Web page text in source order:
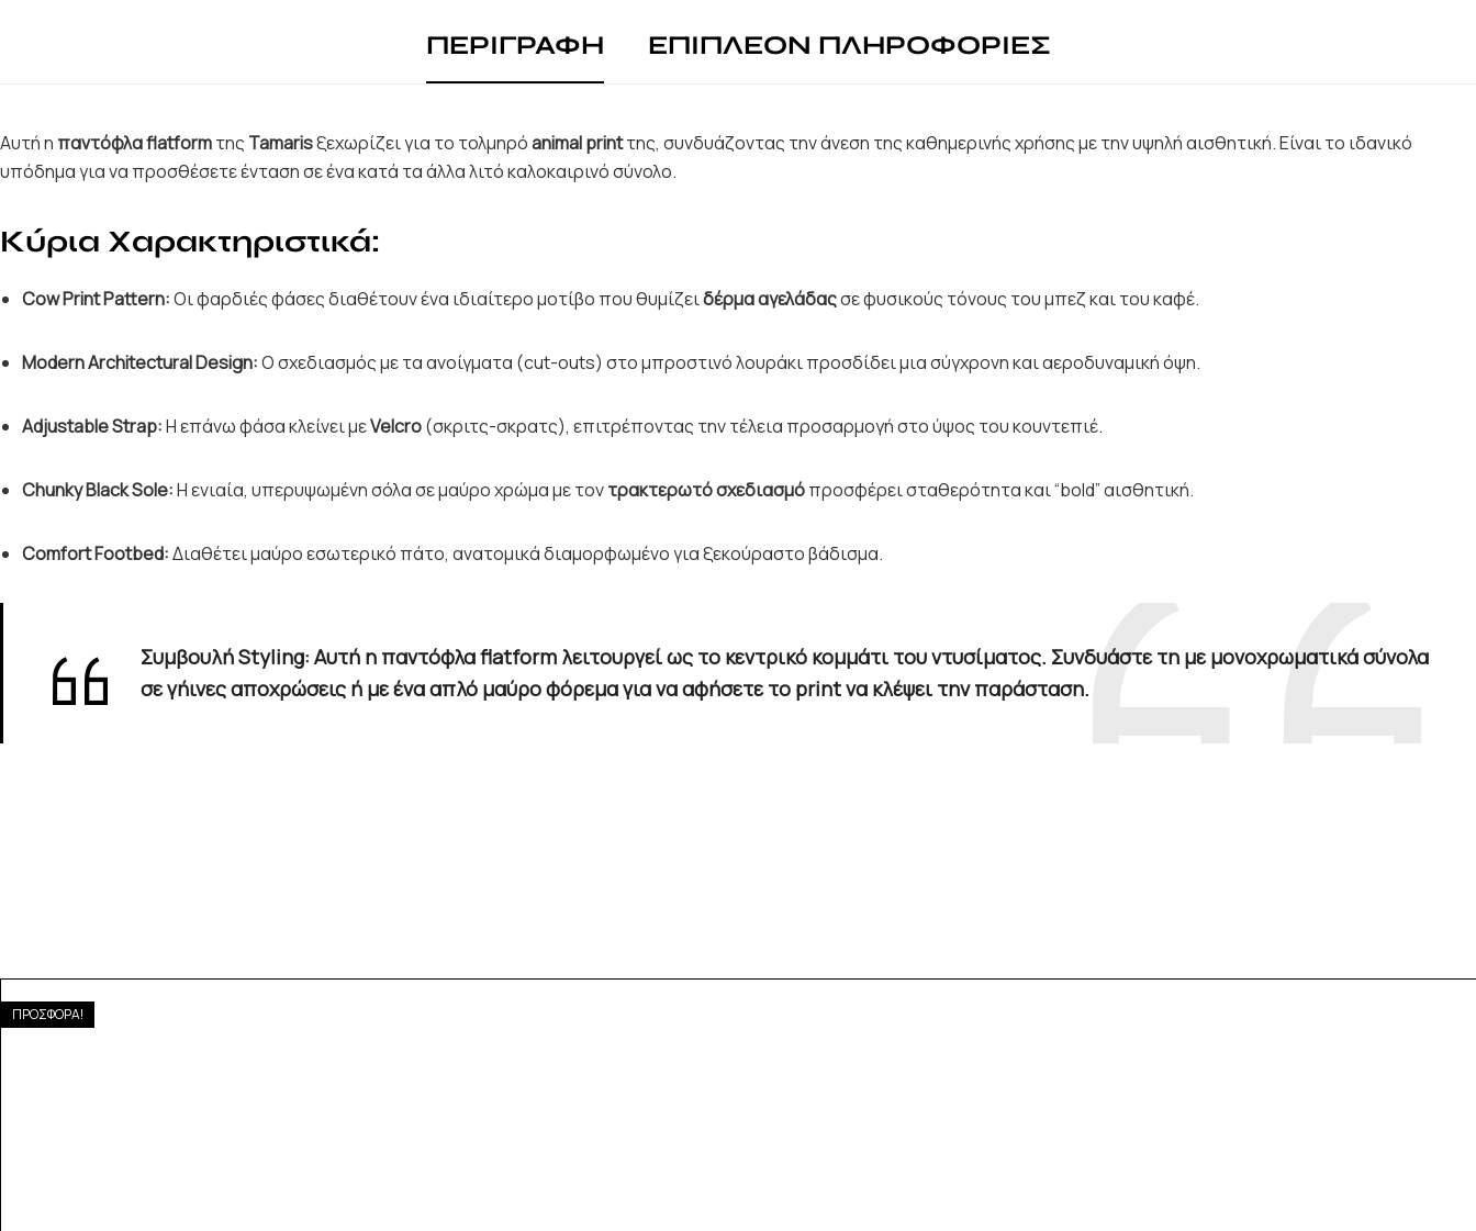
ΠΕΡΙΓΡΑΦΗ ΕΠΙΠΛΕΟΝ ΠΛΗΡΟΦΟΡΙΕΣ
Αυτή η παντόφλα flatformτης Tamarisξεχωρίζει για το τολμηρόanimal printτης, συνδυάζοντας την άνεση της καθημερινής χρήσης με την υψηλή αισθητική. Είναι το ιδανικό
υπόδημα για να προσθέσετε ένταση σε ένα κατά τα άλλα λιτό καλοκαιρινό σύνολο.
Κύρια Χαρακτηριστικά:
Cow Print Pattern:Οι φαρδιές φάσες διαθέτουν ένα ιδιαίτερο μοτίβο που θυμίζειδέρμα αγελάδαςσε φυσικούς τόνους του μπεζ και του καφέ.
Modern Architectural Design:Ο σχεδιασμός με τα ανοίγματα (cut-outs) στο μπροστινό λουράκι προσδίδει μια σύγχρονη και αεροδυναμική όψη.
Adjustable Strap:Η επάνω φάσα κλείνει μεVelcro(σκριτς-σκρατς), επιτρέποντας την τέλεια προσαρμογή στο ύψος του κουντεπιέ.
Chunky Black Sole:Η ενιαία, υπερυψωμένη σόλα σε μαύρο χρώμα με τοντρακτερωτό σχεδιασμόπροσφέρει σταθερότητα και “bold” αισθητική.
Comfort Footbed:Διαθέτει μαύρο εσωτερικό πάτο, ανατομικά διαμορφωμένο για ξεκούραστο βάδισμα.
Συμβουλή Styling: Αυτή η παντόφλα flatform λειτουργεί ως το κεντρικό κομμάτι του ντυσίματος. Συνδυάστε τη με μονοχρωματικά σύνολα
σε γήινες αποχρώσεις ή με ένα απλό μαύρο φόρεμα για να αφήσετε το print να κλέψει την παράσταση.
ΠΡΟΣΦΟΡΑ!